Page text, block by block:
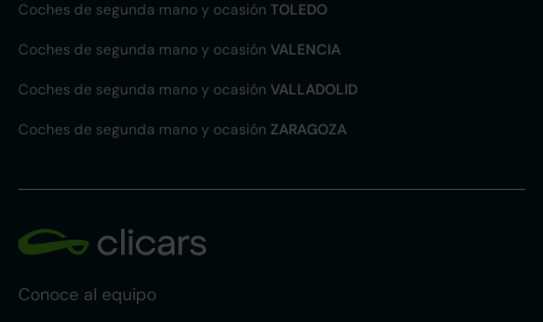
Coches de segunda mano y ocasión TOLEDO
Coches de segunda mano y ocasión VALENCIA
Coches de segunda mano y ocasión VALLADOLID
Coches de segunda mano y ocasión ZARAGOZA
Conoce al equipo